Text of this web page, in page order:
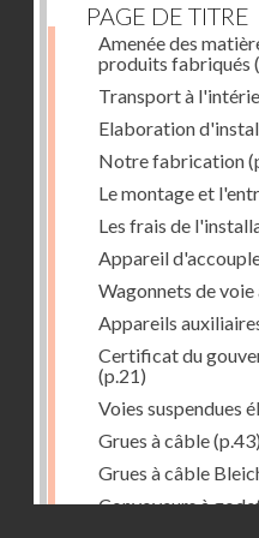
PAGE DE TITRE
Amenée des
produits fabriqués
Transport à
Elaboration
Notre fabrication
Le montage et
Les frais de
Appareil
Wagonnets de voie
Appareils
Certificat du
(p.21)
Voies suspendues
Grues à câble(p.43)
Grues à câble
Convoyeurs à